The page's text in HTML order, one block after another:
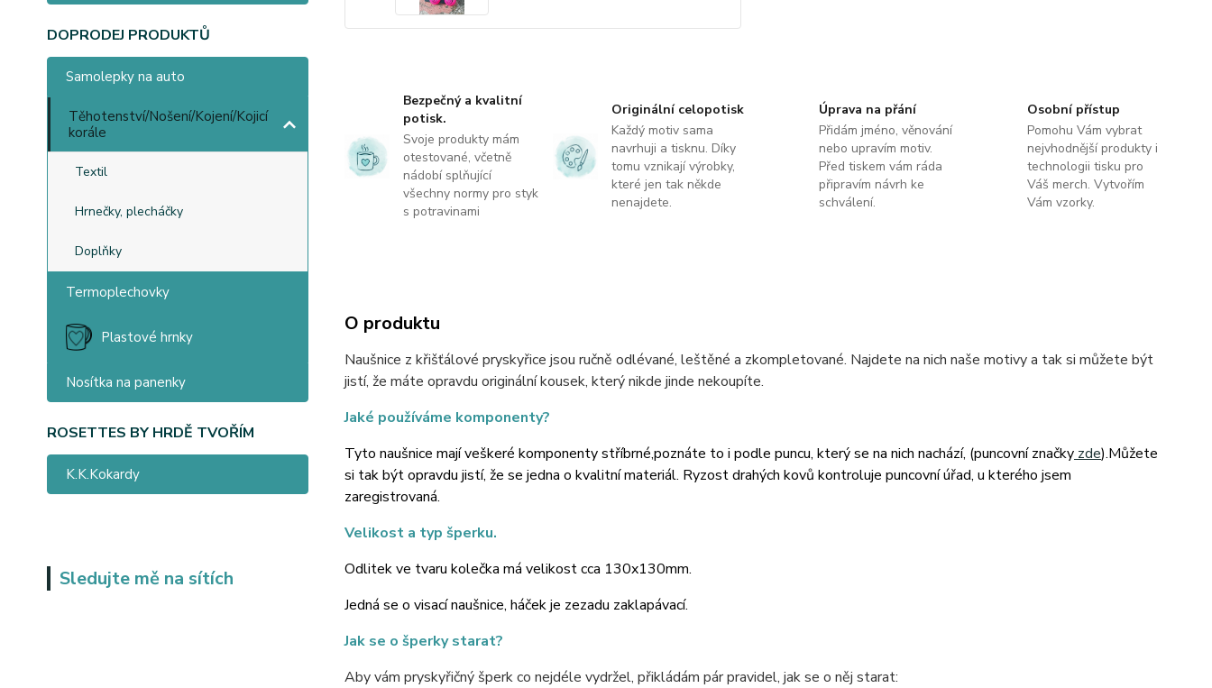
DOPRODEJ PRODUKTŮ
Samolepky na auto
Těhotenství/Nošení/Kojení/Kojicí
korále
Textil
Hrnečky, plecháčky
Doplňky
Termoplechovky
Plastové hrnky
Nosítka na panenky
ROSETTES BY HRDĚ TVOŘÍM
K.K.Kokardy
Sledujte mě na sítích
Bezpečný a kvalitní
potisk.
Svoje produkty mám
otestované, včetně
nádobí splňující
všechny normy pro styk
s potravinami
Originální celopotisk
Každý motiv sama
navrhuji a tisknu. Díky
tomu vznikají výrobky,
které jen tak někde
nenajdete.
Úprava na přání
Přidám jméno, věnování
nebo upravím motiv.
Před tiskem vám ráda
připravím návrh ke
schválení.
Osobní přístup
Pomohu Vám vybrat
nejvhodnější produkty i
technologii tisku pro
Váš merch. Vytvořím
Vám vzorky.
O produktu
Naušnice z křišťálové pryskyřice jsou ručně odlévané, leštěné a zkompletované. Najdete na nich naše motivy a tak si můžete být
jistí, že máte opravdu originální kousek, který nikde jinde nekoupíte.
Jaké používáme komponenty?
Tyto naušnice mají veškeré komponenty stříbrné,poznáte to i podle puncu, který se na nich nachází, (puncovní značkyzde).Můžete
si tak být opravdu jistí, že se jedna o kvalitní materiál. Ryzost drahých kovů kontroluje puncovní úřad, u kterého jsem
zaregistrovaná.
Velikost a typ šperku.
Odlitek ve tvaru kolečka má velikost cca 130x130mm.
Jedná se o visací naušnice, háček je zezadu zaklapávací.
Jak se o šperky starat?
Aby vám pryskyřičný šperk co nejdéle vydržel, přikládám pár pravidel, jak se o něj starat: